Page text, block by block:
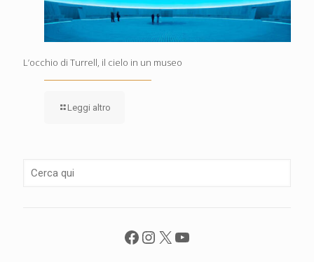
L’occhio di Turrell, il cielo in un museo
Leggi altro
Facebook
Instagram
X YouTube